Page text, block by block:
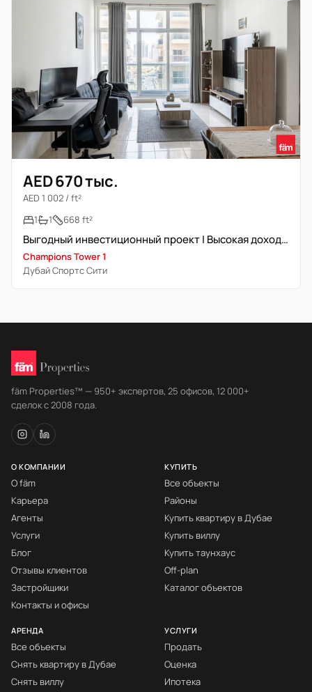
AED 670 тыс.
AED 1 002 / ft²
1
1 668 ft²
Выгодный инвестиционный проект | Высокая доходность
Champions Tower 1
Дубай Спортс Сити
fäm Properties™ — 950+ экспертов, 25 офисов, 12 000+
сделок с 2008 года.
О КОМПАНИИ
О fäm
Карьера
Агенты
Услуги
Блог
Отзывы клиентов
Застройщики
Контакты и офисы
КУПИТЬ
Все объекты
Районы
Купить квартиру в Дубае
Купить виллу
Купить таунхаус
Off-plan
Каталог объектов
АРЕНДА
Все объекты
Снять квартиру в Дубае
Снять виллу
УСЛУГИ
Продать
Оценка
Ипотека